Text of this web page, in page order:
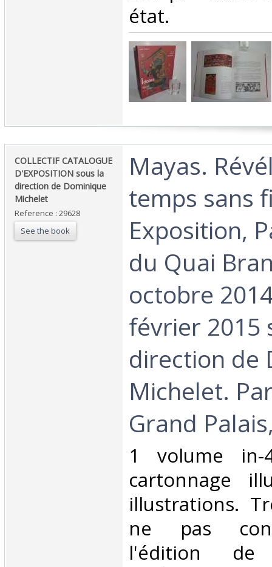
état. ‎
‎COLLECTIF CATALOGUE
D'EXPOSITION sous la
direction de Dominique
Michelet‎
Reference : 29628
See the book
‎Mayas.
temps sans
Exposition,
du Quai
octobre
février 2015
direction de
Michelet.
Grand
‎1 volume in-
cartonnage
illustrations.
ne pas
l'édition